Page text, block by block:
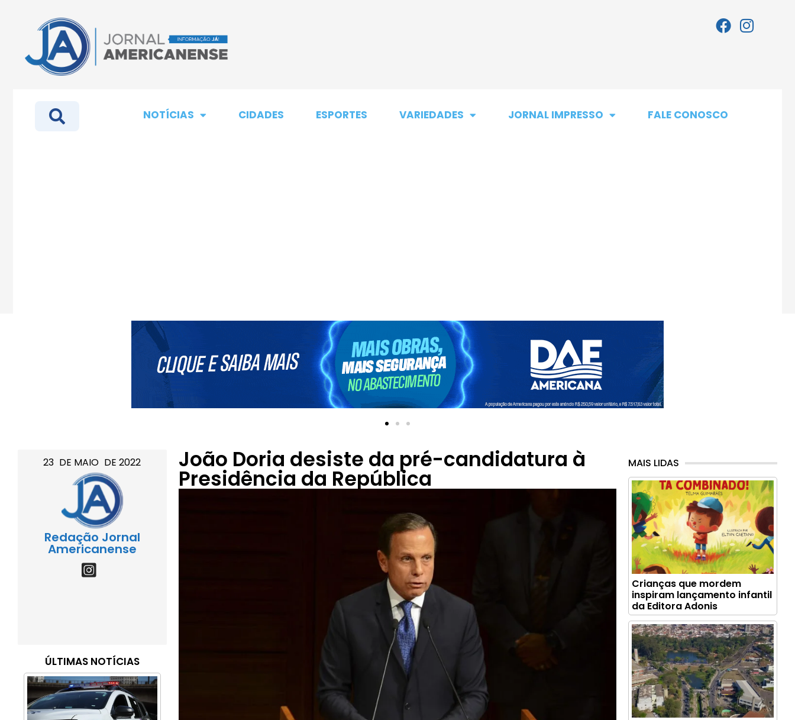
NOTÍCIAS CIDADES ESPORTES VARIEDADES JORNAL IMPRESSO FALE CONOSCO
23 DE MAIO DE2022
Redação Jornal
Americanense
ÚLTIMAS NOTÍCIAS
João Doria desiste da pré-candidatura à
Presidência da República
MAIS LIDAS
Crianças que mordem
inspiram lançamento infantil
da Editora Adonis